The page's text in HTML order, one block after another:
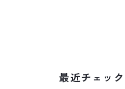
最近チェッ